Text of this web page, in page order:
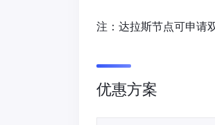
注：达拉斯节点可申请
优惠方案